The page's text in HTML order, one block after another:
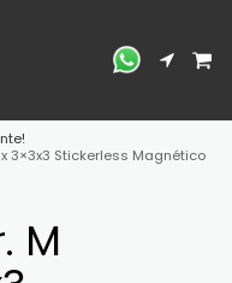
3×3x3 Stickerless Magnético
M